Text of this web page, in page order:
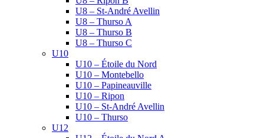
U8 – St-André Avellin
U8 – Thurso A
U8 – Thurso B
U8 – Thurso C
U10
U10 – Étoile du Nord
U10 – Montebello
U10 – Papineauville
U10 – Ripon
U10 – St-André Avellin
U10 – Thurso
U12